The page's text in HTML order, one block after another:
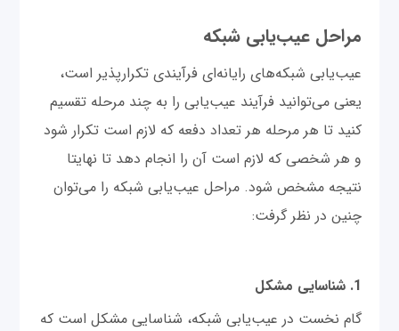
مراحل عیب‌یابی شبکه
عیب‌یابی شبکه‌های رایانه‌ای فرآیندی تکرارپذیر است،
یعنی می‌توانید فرآیند عیب‌یابی را به چند مرحله تقسیم
کنید تا هر مرحله هر تعداد دفعه که لازم است تکرار شود
و هر شخصی که لازم است آن را انجام دهد تا نهایتا
نتیجه مشخص شود. مراحل عیب‌یابی شبکه را می‌توان
چنین در نظر گرفت:
1. شناسایی مشکل
گام نخست در عیب‌یابی شبکه، شناسایی مشکل است که